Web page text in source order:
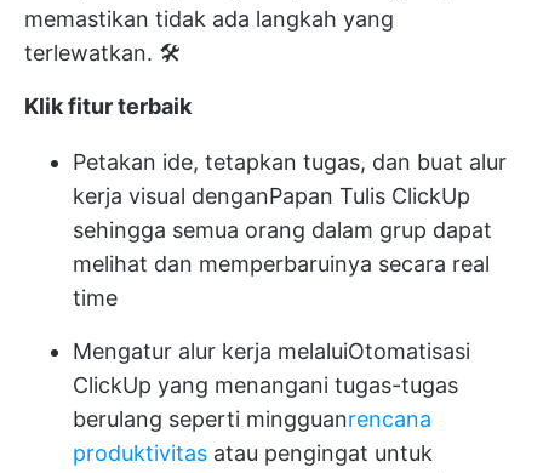
memastikan tidak ada langkah yang
terlewatkan. 🛠️
Klik fitur terbaik
Petakan ide, tetapkan tugas, dan buat alur
kerja visual denganPapan Tulis ClickUp
sehingga semua orang dalam grup dapat
melihat dan memperbaruinya secara real
time
Mengatur alur kerja melaluiOtomatisasi
ClickUp yang menangani tugas-tugas
berulang seperti mingguanrencana
produktivitas atau pengingat untuk